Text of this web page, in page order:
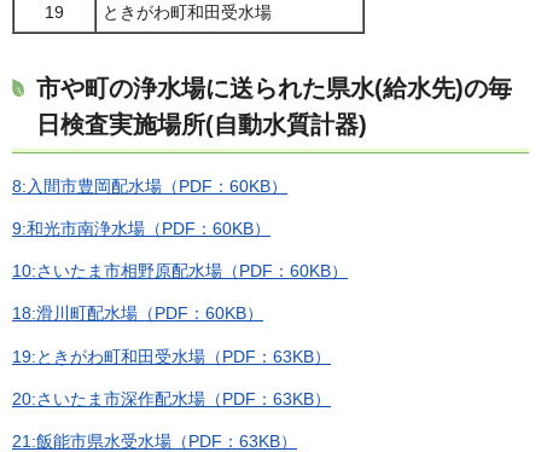
19 ときがわ町和田受水場
市や町の浄水場に送られた県水(給水先)の毎
日検査実施場所(自動水質計器)
8:入間市豊岡配水場（PDF：60KB）
9:和光市南浄水場（PDF：60KB）
10:さいたま市相野原配水場（PDF：60KB）
18:滑川町配水場（PDF：60KB）
19:ときがわ町和田受水場（PDF：63KB）
20:さいたま市深作配水場（PDF：63KB）
21:飯能市県水受水場（PDF：63KB）